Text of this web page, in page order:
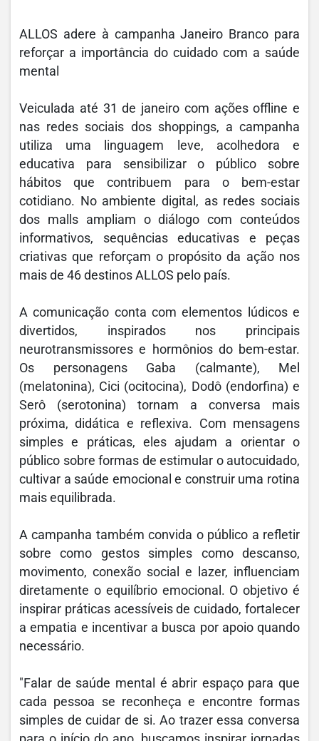
ALLOS adere à campanha Janeiro Branco para
reforçar a importância do cuidado com a saúde
mental
Veiculada até 31 de janeiro com ações offline e
nas redes sociais dos shoppings, a campanha
utiliza uma linguagem leve, acolhedora e
educativa para sensibilizar o público sobre
hábitos que contribuem para o bem-estar
cotidiano. No ambiente digital, as redes sociais
dos malls ampliam o diálogo com conteúdos
informativos, sequências educativas e peças
criativas que reforçam o propósito da ação nos
mais de 46 destinos ALLOS pelo país.
A comunicação conta com elementos lúdicos e
divertidos, inspirados nos principais
neurotransmissores e hormônios do bem-estar.
Os personagens Gaba (calmante), Mel
(melatonina), Cici (ocitocina), Dodô (endorfina) e
Serô (serotonina) tornam a conversa mais
próxima, didática e reflexiva. Com mensagens
simples e práticas, eles ajudam a orientar o
público sobre formas de estimular o autocuidado,
cultivar a saúde emocional e construir uma rotina
mais equilibrada.
A campanha também convida o público a refletir
sobre como gestos simples como descanso,
movimento, conexão social e lazer, influenciam
diretamente o equilíbrio emocional. O objetivo é
inspirar práticas acessíveis de cuidado, fortalecer
a empatia e incentivar a busca por apoio quando
necessário.
"Falar de saúde mental é abrir espaço para que
cada pessoa se reconheça e encontre formas
simples de cuidar de si. Ao trazer essa conversa